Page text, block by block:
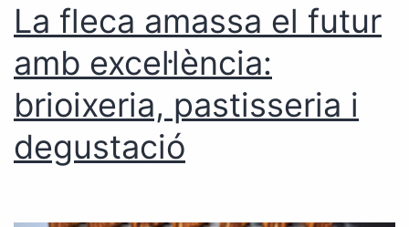
La fleca amassa el futur
amb excel·lència:
brioixeria, pastisseria i
degustació